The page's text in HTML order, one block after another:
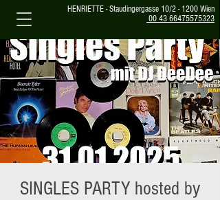
HENRIETTE - Staudingergasse 10/2 - 1200 Wien
00 43 66475575323
SINGLES PARTY hosted by